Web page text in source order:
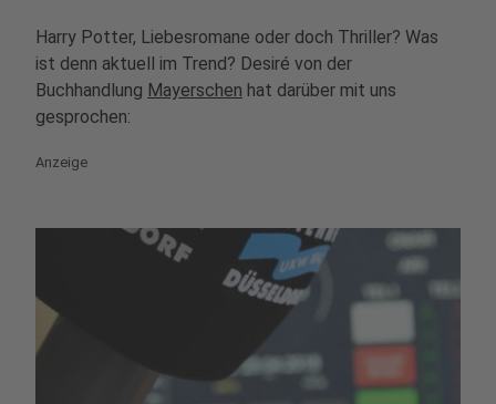
Harry Potter, Liebesromane oder doch Thriller? Was
ist denn aktuell im Trend? Desiré von der
Buchhandlung Mayerschen hat darüber mit uns
gesprochen:
Anzeige